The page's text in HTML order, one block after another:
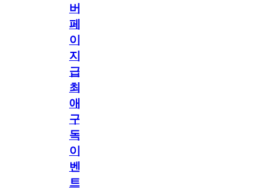
버
페
이
지
급!
최
애
구
독
이
벤
트